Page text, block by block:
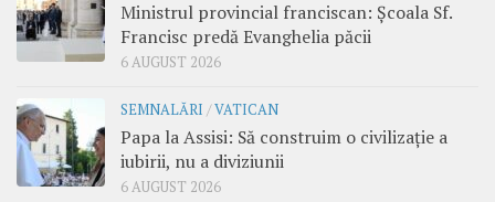
Ministrul provincial franciscan: Școala Sf.
Francisc predă Evanghelia păcii
6 AUGUST 2026
SEMNALĂRI /VATICAN
Papa la Assisi: Să construim o civilizație a
iubirii, nu a diviziunii
6 AUGUST 2026